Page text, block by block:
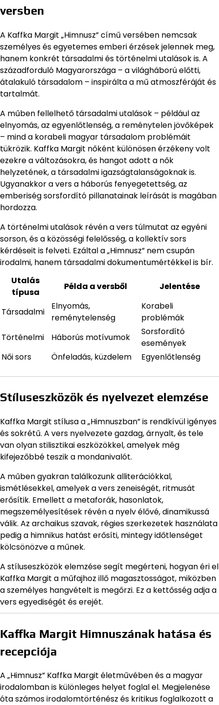
versben
A Kaffka Margit „Himnusz” című versében nemcsak
személyes és egyetemes emberi érzések jelennek meg,
hanem konkrét társadalmi és történelmi utalások is. A
századforduló Magyarországa – a világháború előtti,
átalakuló társadalom – inspirálta a mű atmoszféráját és
tartalmát.
A műben fellelhető társadalmi utalások – például az
elnyomás, az egyenlőtlenség, a reménytelen jövőképek
– mind a korabeli magyar társadalom problémáit
tükrözik. Kaffka Margit nőként különösen érzékeny volt
ezekre a változásokra, és hangot adott a nők
helyzetének, a társadalmi igazságtalanságoknak is.
Ugyanakkor a vers a háborús fenyegetettség, az
emberiség sorsfordító pillanatainak leírását is magában
hordozza.
A történelmi utalások révén a vers túlmutat az egyéni
sorson, és a közösségi felelősség, a kollektív sors
kérdéseit is felveti. Ezáltal a „Himnusz” nem csupán
irodalmi, hanem társadalmi dokumentumértékkel is bír.
Utalás
típusa
Példa a versből Jelentése
Társadalmi
Elnyomás,
reménytelenség
Korabeli
problémák
Történelmi
Háborús motívumok
Sorsfordító
események
Női sors
Önfeladás, küzdelem Egyenlőtlenség
Stíluseszközök és nyelvezet elemzése
Kaffka Margit stílusa a „Himnuszban” is rendkívül igényes
és sokrétű. A vers nyelvezete gazdag, árnyalt, és tele
van olyan stilisztikai eszközökkel, amelyek még
kifejezőbbé teszik a mondanivalót.
A műben gyakran találkozunk alliterációkkal,
ismétlésekkel, amelyek a vers zeneiségét, ritmusát
erősítik. Emellett a metaforák, hasonlatok,
megszemélyesítések révén a nyelv élővé, dinamikussá
válik. Az archaikus szavak, régies szerkezetek használata
pedig a himnikus hatást erősíti, mintegy időtlenséget
kölcsönözve a műnek.
A stíluseszközök elemzése segít megérteni, hogyan éri el
Kaffka Margit a műfajhoz illő magasztosságot, miközben
a személyes hangvételt is megőrzi. Ez a kettősség adja a
vers egyediségét és erejét.
Kaffka Margit Himnuszának hatása és
recepciója
A „Himnusz” Kaffka Margit életművében és a magyar
irodalomban is különleges helyet foglal el. Megjelenése
óta számos irodalomtörténész és kritikus foglalkozott a